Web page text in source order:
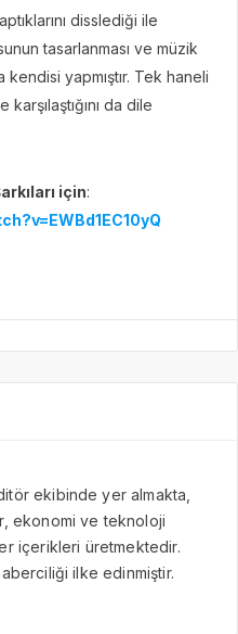
disslediği ile
tasarlanması ve müzik
kendisi yapmıştır. Tek haneli
da dile
için:
ekibinde yer almakta,
ekonomi ve teknoloji
içerikleri üretmektedir.
ilke edinmiştir.